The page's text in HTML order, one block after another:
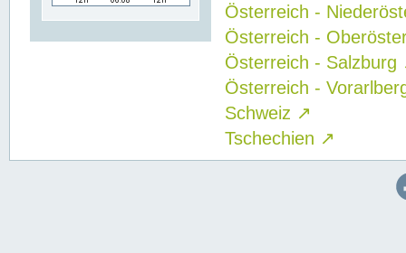
Österreich -
Österreich -
Österreich - Salzburg
Österreich -
Schweiz ↗
Tschechien ↗